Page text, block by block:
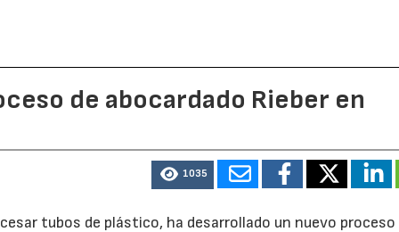
de abocardado Rieber en
1035
tubos de plástico, ha desarrollado un nuevo proceso